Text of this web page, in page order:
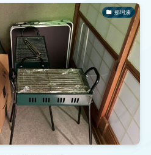
那珂湊